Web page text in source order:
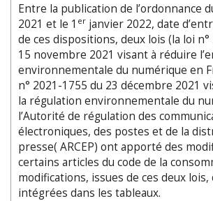
Entre la publication de l’ordonnance
2021 et le 1 er janvier 2022, date
de ces dispositions, deux lois (la loi
15 novembre 2021 visant à réduire
environnementale du numérique en
n° 2021-1755 du 23 décembre 2021
la régulation environnementale du
l’Autorité de régulation des
électroniques, des postes et de la
presse( ARCEP) ont apporté des
certains articles du code de la
modifications, issues de ces deux
intégrées dans les tableaux.